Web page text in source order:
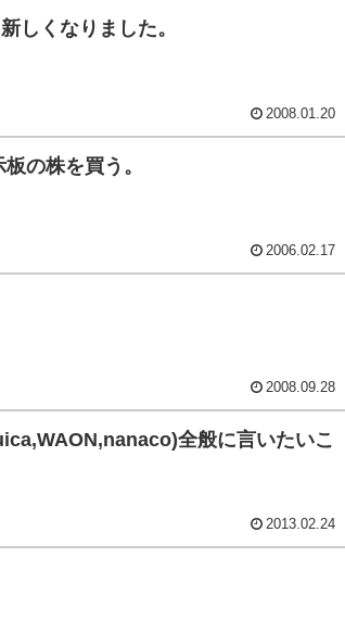
しくなりました。
2008.01.20
の株を買う。
2006.02.17
2008.09.28
全般に言いたいこ
2013.02.24